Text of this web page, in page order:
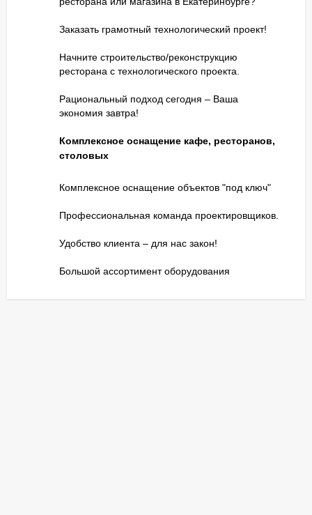
Заказать грамотный технологический проект!
Начните строительство/реконструкцию
ресторана с технологического проекта.
Рациональный подход сегодня – Ваша
экономия завтра!
Комплексное оснащение кафе, ресторанов,
столовых
Комплексное оснащение объектов "под ключ"
Профессиональная команда проектировщиков.
Удобство клиента – для нас закон!
Большой ассортимент оборудования